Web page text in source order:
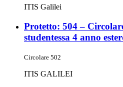
ITIS Galilei
Protetto: 504 –
studentessa 4 anno
Circolare 502
ITIS GALILEI